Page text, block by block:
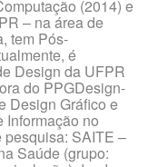
(2014) e
– na área de
tem Pós-
é
Design da UFPR
do PPGDesign-
Design Gráfico e
Informação no
pesquisa: SAITE –
Saúde (grupo: